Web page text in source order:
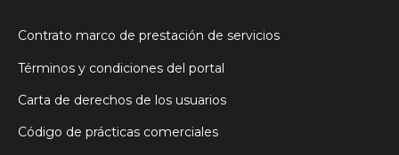
Contrato marco de prestación de servicios
Términos y condiciones del portal
Carta de derechos de los usuarios
Código de prácticas comerciales